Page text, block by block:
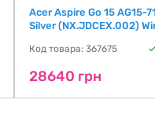
Acer Aspire Go 15 AG15-
Silver (NX.JDCEX.002)
Код товара: 367675
28640 грн